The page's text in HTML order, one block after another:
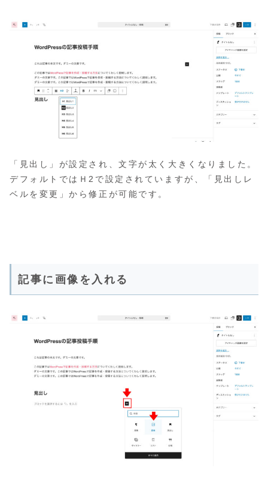
「見出し」が設定され、文字が太く大きくなりました。
デフォルトではＨ2で設定されていますが、「見出しレ
ベルを変更」から修正が可能です。
記事に画像を入れる